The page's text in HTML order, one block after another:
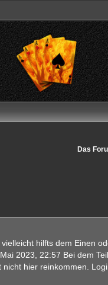
Das
hilfts dem Einen
2023, 22:57 Bei dem
hier reinkommen.